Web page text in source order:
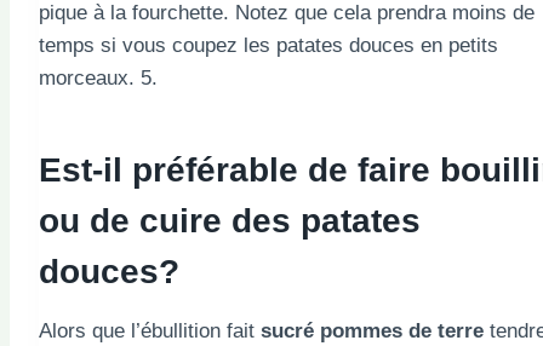
pique à la fourchette. Notez que cela prendra moins de
temps si vous coupez les patates douces en petits
morceaux. 5.
Est-il préférable de faire
ou de cuire des patates
douces?
Alors que l’ébullition fait sucré pommes de terre